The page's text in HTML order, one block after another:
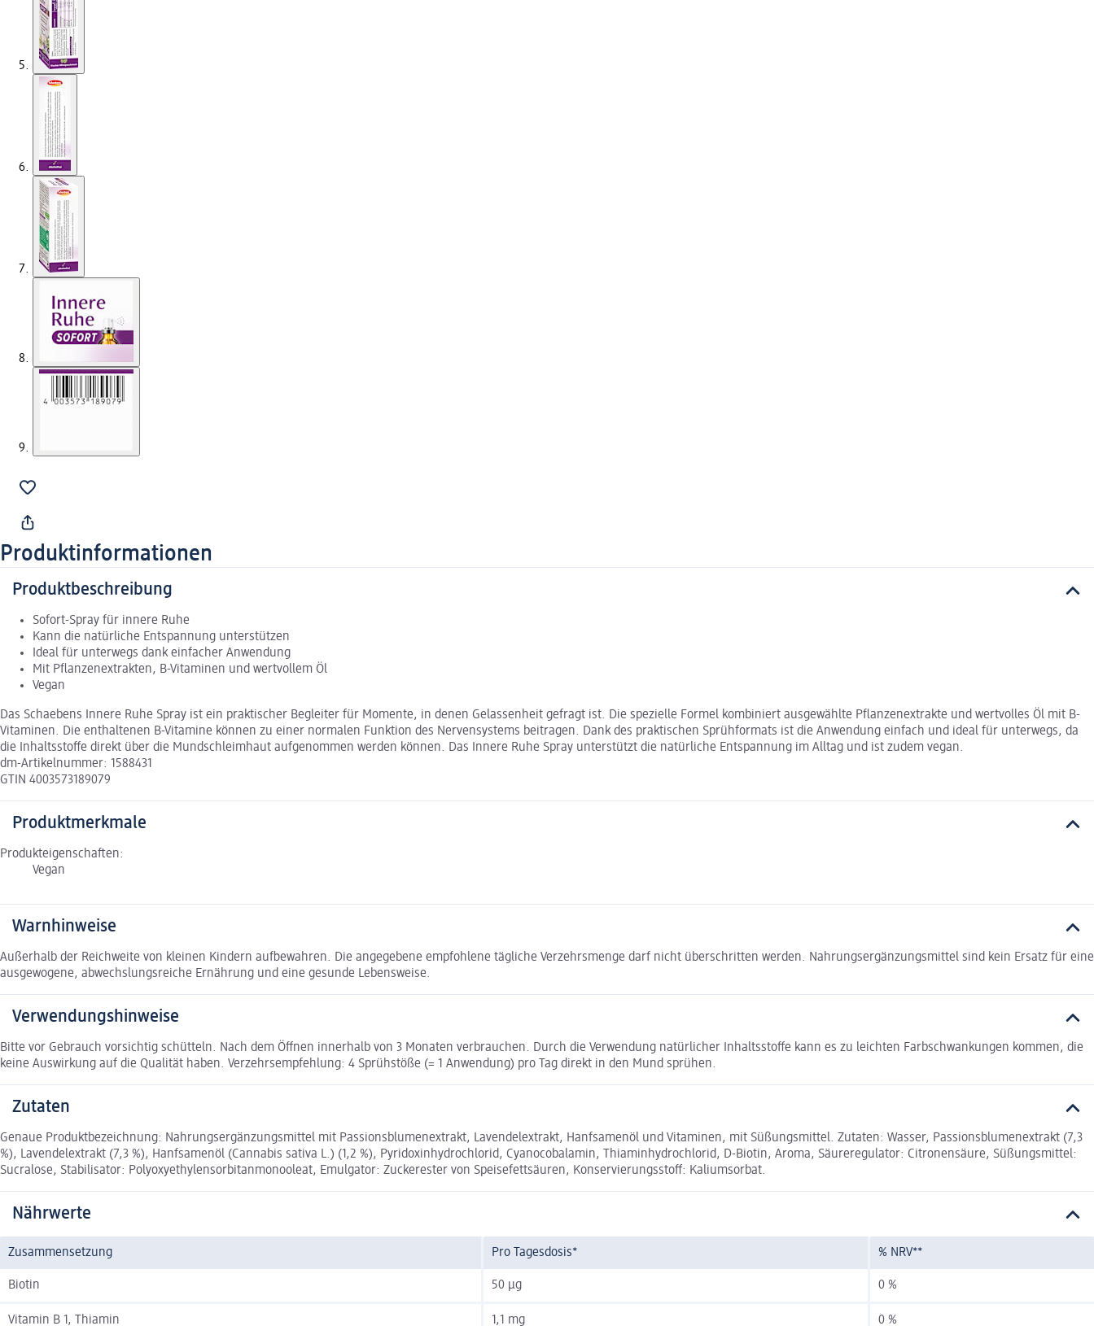
Produktinformationen
Produktbeschreibung
Sofort-Spray für innere Ruhe
Kann die natürliche Entspannung unterstützen
Ideal für unterwegs dank einfacher Anwendung
Mit Pflanzenextrakten, B-Vitaminen und wertvollem Öl
Vegan
Das Schaebens Innere Ruhe Spray ist ein praktischer Begleiter für Momente, in denen Gelassenheit gefragt ist. Die spezielle Formel kombiniert ausgewählte Pflanzenextrakte und wertvolles Öl mit B-
Vitaminen. Die enthaltenen B-Vitamine können zu einer normalen Funktion des Nervensystems beitragen. Dank des praktischen Sprühformats ist die Anwendung einfach und ideal für unterwegs, da
die Inhaltsstoffe direkt über die Mundschleimhaut aufgenommen werden können. Das Innere Ruhe Spray unterstützt die natürliche Entspannung im Alltag und ist zudem vegan.
dm-Artikelnummer: 1588431
GTIN 4003573189079
Produktmerkmale
Produkteigenschaften:
Vegan
Warnhinweise
Außerhalb der Reichweite von kleinen Kindern aufbewahren. Die angegebene empfohlene tägliche Verzehrsmenge darf nicht überschritten werden. Nahrungsergänzungsmittel sind kein Ersatz für eine
ausgewogene, abwechslungsreiche Ernährung und eine gesunde Lebensweise.
Verwendungshinweise
Bitte vor Gebrauch vorsichtig schütteln. Nach dem Öffnen innerhalb von 3 Monaten verbrauchen. Durch die Verwendung natürlicher Inhaltsstoffe kann es zu leichten Farbschwankungen kommen, die
keine Auswirkung auf die Qualität haben. Verzehrsempfehlung: 4 Sprühstöße (= 1 Anwendung) pro Tag direkt in den Mund sprühen.
Zutaten
Genaue Produktbezeichnung: Nahrungsergänzungsmittel mit Passionsblumenextrakt, Lavendelextrakt, Hanfsamenöl und Vitaminen, mit Süßungsmittel. Zutaten: Wasser, Passionsblumenextrakt (7,3
%), Lavendelextrakt (7,3 %), Hanfsamenöl (Cannabis sativa L.) (1,2 %), Pyridoxinhydrochlorid, Cyanocobalamin, Thiaminhydrochlorid, D-Biotin, Aroma, Säureregulator: Citronensäure, Süßungsmittel:
Sucralose, Stabilisator: Polyoxyethylensorbitanmonooleat, Emulgator: Zuckerester von Speisefettsäuren, Konservierungsstoff: Kaliumsorbat.
Nährwerte
Zusammensetzung Pro Tagesdosis* % NRV**
Biotin 50 µg 0 %
Vitamin B 1, Thiamin 1,1 mg 0 %